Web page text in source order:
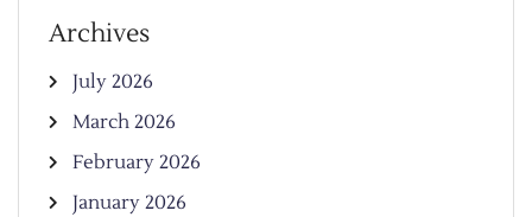
Archives
July 2026
March 2026
February 2026
January 2026